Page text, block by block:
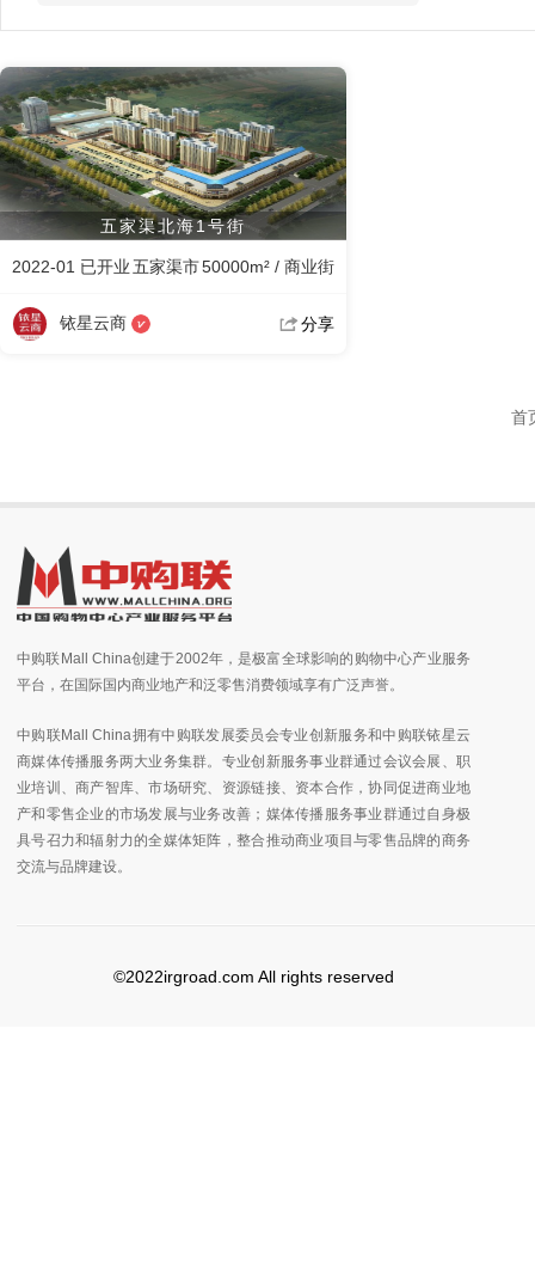
五家渠北海1号街
2022-01 已开业五家渠市50000m² / 商业街
铱星云商 分享
首
中购联Mall China创建于2002年，是极富全球影响的购物中心产业服务
平台，在国际国内商业地产和泛零售消费领域享有广泛声誉。
中购联Mall China拥有中购联发展委员会专业创新服务和中购联铱星云
商媒体传播服务两大业务集群。专业创新服务事业群通过会议会展、职
业培训、商产智库、市场研究、资源链接、资本合作，协同促进商业地
产和零售企业的市场发展与业务改善；媒体传播服务事业群通过自身极
具号召力和辐射力的全媒体矩阵，整合推动商业项目与零售品牌的商务
交流与品牌建设。
©2022irgroad.com All rights reserved